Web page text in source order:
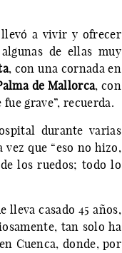
a vivir y ofrecer
de ellas muy
, con una cornada en
de Mallorca, con
grave”, recuerda.
durante varias
vez que “eso no hizo,
los ruedos; todo lo
lleva casado 45 años,
tan solo ha
Cuenca, donde, por